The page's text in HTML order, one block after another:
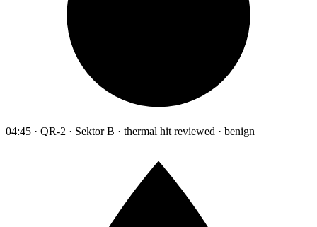
04:45 · QR-2 · Sektor B · thermal hit reviewed · benign